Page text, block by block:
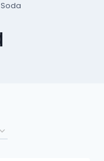
Soda